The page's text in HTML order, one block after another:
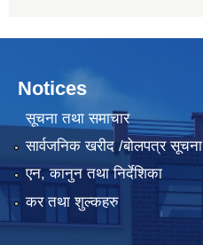
Notices
सूचना तथा समाचार
सार्वजनिक खरीद /बोलपत्र सूचना
एन, कानुन तथा निर्देशिका
कर तथा शुल्कहरु